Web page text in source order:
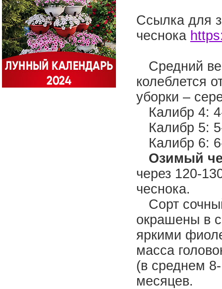
Ссылка для
чеснока
Средний
колеблется
уборки –
Калибр 4:
Калибр 5:
Калибр 6:
Озимый
через 120-
чеснока.
Сорт
окрашены в
яркими
масса
(в среднем
месяцев.